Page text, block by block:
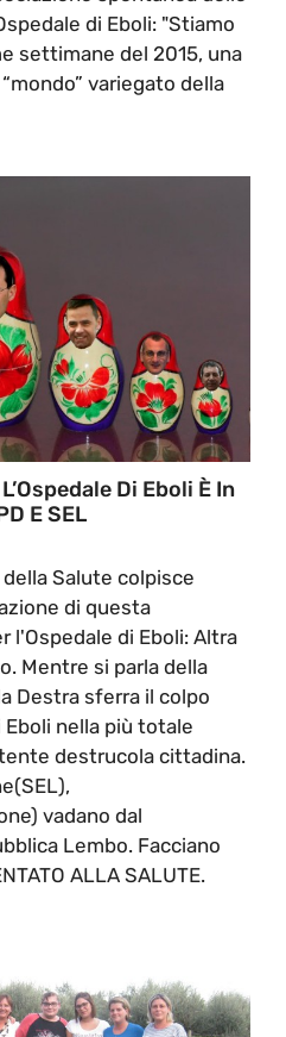
di Eboli: "Stiamo
settimane del 2015, una
variegato della
Di Eboli È In
E SEL
Salute colpisce
di questa
l'Ospedale di Eboli: Altra
Mentre si parla della
Destra sferra il colpo
nella più totale
destrucola cittadina.
vadano dal
Lembo. Facciano
ALLA SALUTE.